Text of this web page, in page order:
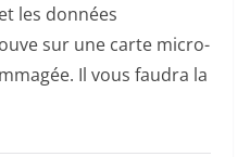
les données
sur une carte micro-
Il vous faudra la